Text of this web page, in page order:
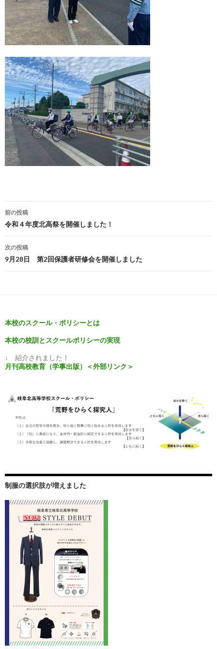
投
稿
ナ
ビ
ゲ
ー
ョ
ン
前の投稿
令和４年度北高祭を開催しました！
次の投稿
9月28日 第2回保護者研修会を開催しました
本校のスクール・ポリシーとは
本校の校訓とスクールポリシーの実現
↓ 紹介されました！
月刊高校教育（学事出版）＜外部リンク＞
制服の選択肢が増えました